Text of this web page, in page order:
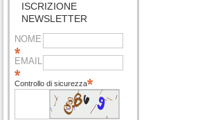
ISCRIZIONE
NEWSLETTER
NOME
EMAIL
Controllo di sicurezza